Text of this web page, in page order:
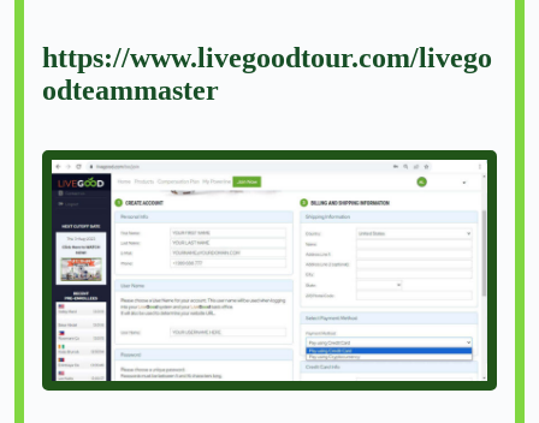
https://www.livegoodtour.com/livego
odteammaster